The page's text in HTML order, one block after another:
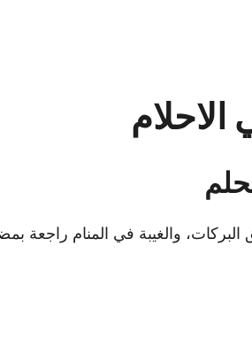
والغيبة في المنام راجعة